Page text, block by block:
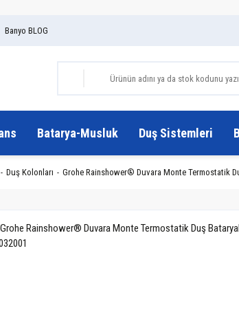
Banyo BLOG
Batarya-Musluk Duş Sistemleri
Duş Kolonları Grohe Rainshower® Duvara Monte Termostatik